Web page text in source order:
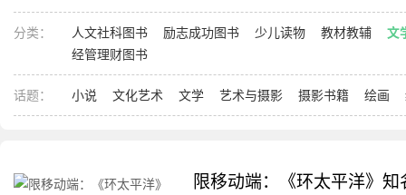
分类： 人文社科图书 励志成功图书 少儿读物 教材教辅
文
经管理财图书
话题： 小说 文化艺术 文学 艺术与摄影 摄影书籍 绘画
限移动端：《环太平洋》